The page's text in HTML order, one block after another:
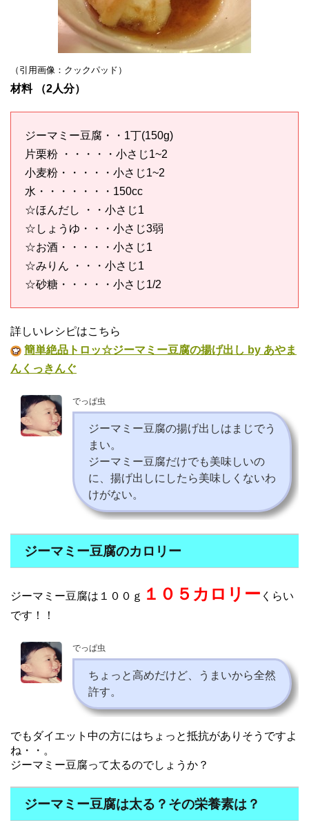
（引用画像：クックパッド）
材料 （2人分）
ジーマミー豆腐・・1丁(150g)
片栗粉 ・・・・・小さじ1~2
小麦粉・・・・・小さじ1~2
水・・・・・・・150cc
☆ほんだし ・・小さじ1
☆しょうゆ・・・小さじ3弱
☆お酒・・・・・小さじ1
☆みりん ・・・小さじ1
☆砂糖・・・・・小さじ1/2
詳しいレシピはこちら
簡単絶品トロッ☆ジーマミー豆腐の揚げ出し by あやま
んくっきんぐ
でっぱ虫
ジーマミー豆腐の揚げ出しはまじでう
まい。
ジーマミー豆腐だけでも美味しいの
に、揚げ出しにしたら美味しくないわ
けがない。
ジーマミー豆腐のカロリー
ジーマミー豆腐は１００ｇ １０５カロリー くらい
です！！
でっぱ虫
ちょっと高めだけど、うまいから全然
許す。
でもダイエット中の方にはちょっと抵抗がありそうですよ
ね・・。
ジーマミー豆腐って太るのでしょうか？
ジーマミー豆腐は太る？その栄養素は？